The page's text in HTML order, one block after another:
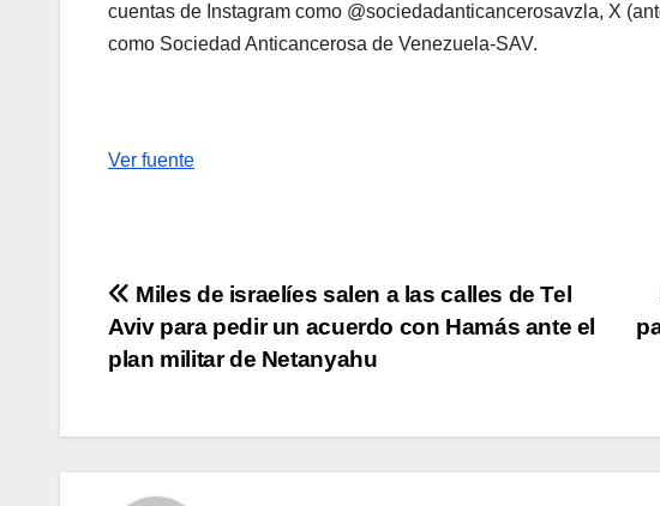
cuentas de Instagram como @sociedadanticancerosavzla, X
como Sociedad Anticancerosa de Venezuela-SAV.
Ver fuente
Navegación
de
Miles de israelíes salen a las calles de Tel
Aviv para pedir un acuerdo con Hamás ante el
plan militar de Netanyahu